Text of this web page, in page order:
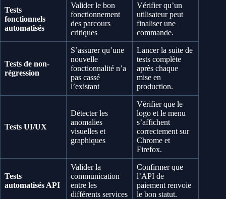
Tests
fonctionnels
automatisés
Valider le bon
fonctionnement
des parcours
critiques
Vérifier qu’un
utilisateur peut
finaliser une
commande.
Tests de non-
régression
S’assurer qu’une
nouvelle
fonctionnalité n’a
pas cassé
l’existant
Lancer la suite de
tests complète
après chaque
mise en
production.
Tests UI/UX
Détecter les
anomalies
visuelles et
graphiques
Vérifier que le
logo et le menu
s’affichent
correctement sur
Chrome et
Firefox.
Tests
automatisés API
Valider la
communication
entre les
différents services
Confirmer que
l’API de
paiement renvoie
le bon statut.